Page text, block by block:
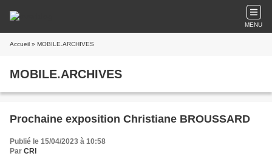
MENU
Accueil » MOBILE.ARCHIVES
MOBILE.ARCHIVES
Prochaine exposition Christiane BROUSSARD
Publié le 15/04/2023 à 10:58
Par CRI